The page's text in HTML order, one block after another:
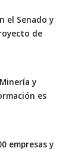
el Senado y
de
y
es
empresas y